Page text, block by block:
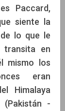
Paccard,
siente la
lo que le
transita en
mismo los
eran
Himalaya
-